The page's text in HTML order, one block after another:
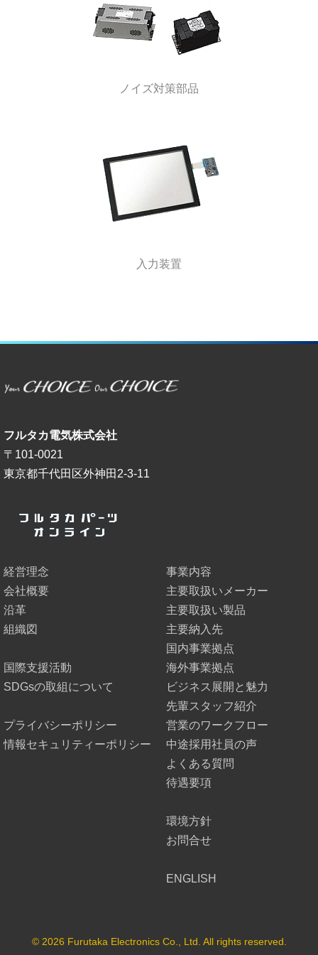
ノイズ対策部品
入力装置
フルタカ電気株式会社
〒101-0021
東京都千代田区外神田2-3-11
経営理念
会社概要
沿革
組織図
国際支援活動
SDGsの取組について
プライバシーポリシー
情報セキュリティーポリシー
事業内容
主要取扱いメーカー
主要取扱い製品
主要納入先
国内事業拠点
海外事業拠点
ビジネス展開と魅力
先輩スタッフ紹介
営業のワークフロー
中途採用社員の声
よくある質問
待遇要項
環境方針
お問合せ
ENGLISH
© 2026 Furutaka Electronics Co., Ltd. All rights reserved.